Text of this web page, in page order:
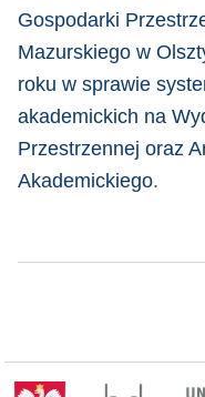
Gospodarki
Mazurskiego w
roku w sprawie
akademickich na
Przestrzennej oraz
Akademickiego.